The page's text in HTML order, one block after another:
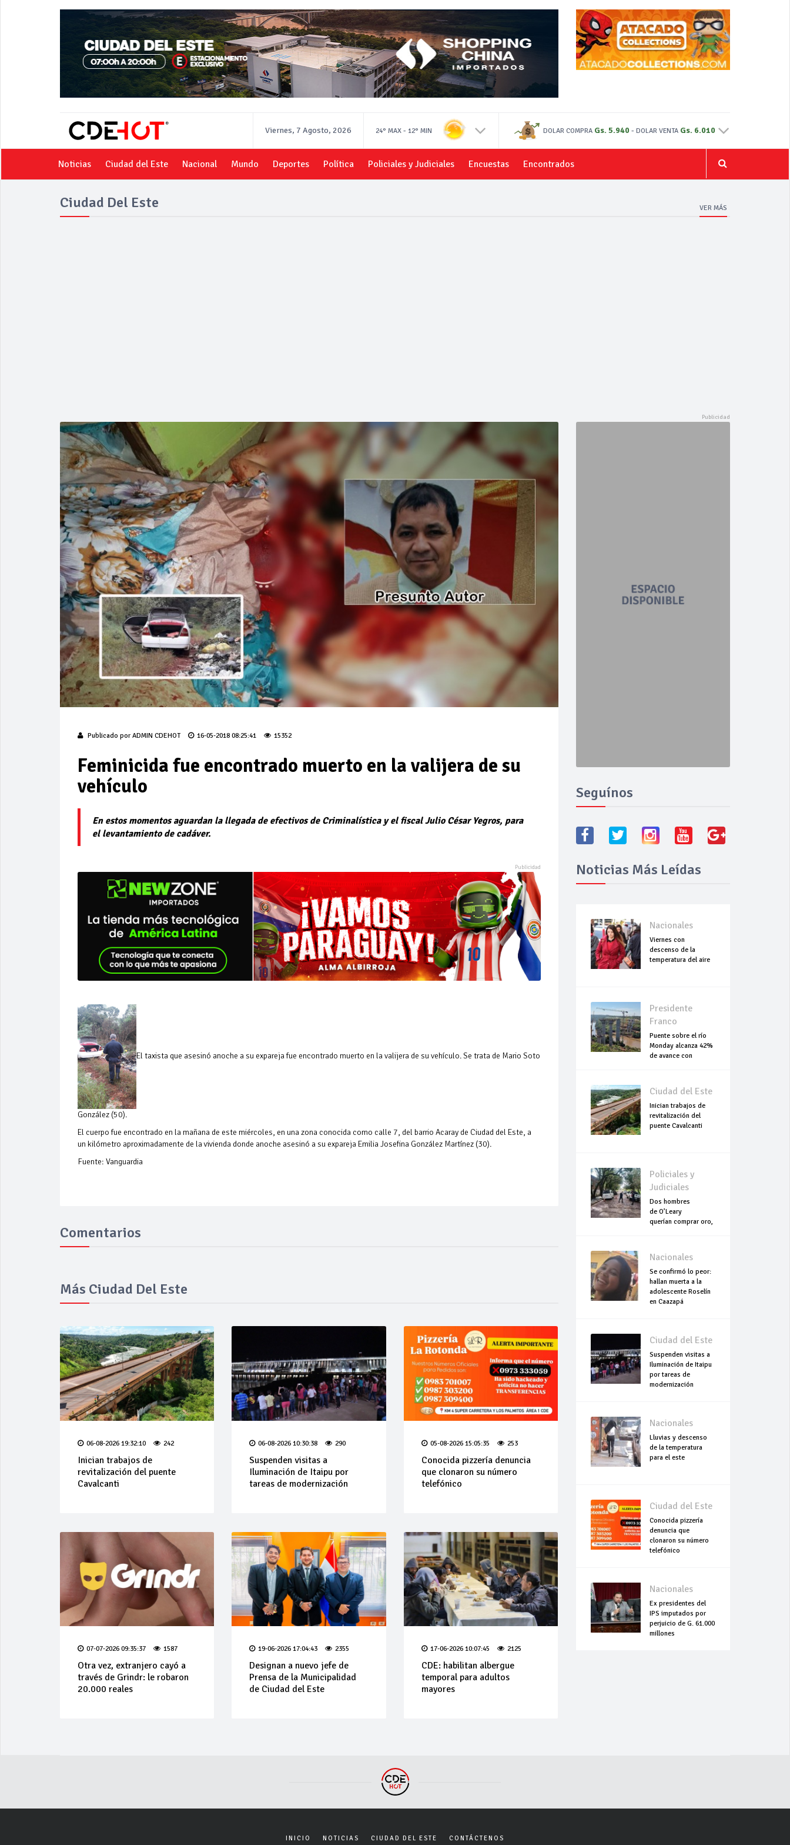
Viernes, 7 Agosto, 2026 24° MAX - 12° MIN DOLAR COMPRA Gs. 5.940 - DOLAR VENTA Gs. 6.010
Noticias Ciudad del Este Nacional Mundo Deportes Política Policiales y Judiciales Encuestas Encontrados
Ciudad Del Este VER MÁS
Publicado por ADMIN CDEHOT 16-05-2018 08:25:41 15352
Feminicida fue encontrado muerto en la valijera de su
vehículo
En estos momentos aguardan la llegada de efectivos de Criminalística y el fiscal Julio César Yegros, para
el levantamiento de cadáver.
El taxista que asesinó anoche a su expareja fue encontrado muerto en la valijera de su vehículo. Se trata de Mario Soto
González (50).
El cuerpo fue encontrado en la mañana de este miércoles, en una zona conocida como calle 7, del barrio Acaray de Ciudad del Este, a
un kilómetro aproximadamente de la vivienda donde anoche asesinó a su expareja Emilia Josefina González Martínez (30).
Fuente: Vanguardia
Comentarios
Más Ciudad Del Este
06-08-2026 19:32:10 242
Inician trabajos de
revitalización del puente
Cavalcanti
06-08-2026 10:30:38 290
Suspenden visitas a
Iluminación de Itaipu por
tareas de modernización
05-08-2026 15:05:35 253
Conocida pizzería denuncia
que clonaron su número
telefónico
07-07-2026 09:35:37 1587
Otra vez, extranjero cayó a
través de Grindr: le robaron
20.000 reales
19-06-2026 17:04:43 2355
Designan a nuevo jefe de
Prensa de la Municipalidad
de Ciudad del Este
17-06-2026 10:07:45 2125
CDE: habilitan albergue
temporal para adultos
mayores
Seguínos
Noticias Más Leídas
Nacionales
Viernes con
descenso de la
temperatura del aire
Presidente
Franco
Puente sobre el río
Monday alcanza 42%
de avance con
Ciudad del Este
Inician trabajos de
revitalización del
puente Cavalcanti
Policiales y
Judiciales
Dos hombres
de O’Leary
querían comprar oro,
Nacionales
Se confirmó lo peor:
hallan muerta a la
adolescente Roselín
en Caazapá
Ciudad del Este
Suspenden visitas a
Iluminación de Itaipu
por tareas de
modernización
Nacionales
Lluvias y descenso
de la temperatura
para el este
Ciudad del Este
Conocida pizzería
denuncia que
clonaron su número
telefónico
Nacionales
Ex presidentes del
IPS imputados por
perjuicio de G. 61.000
millones
INICIO NOTICIAS CIUDAD DEL ESTE CONTÁCTENOS